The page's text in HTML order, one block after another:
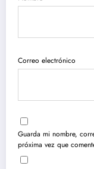
Correo electrónico
Guarda mi nombre,
próxima vez que